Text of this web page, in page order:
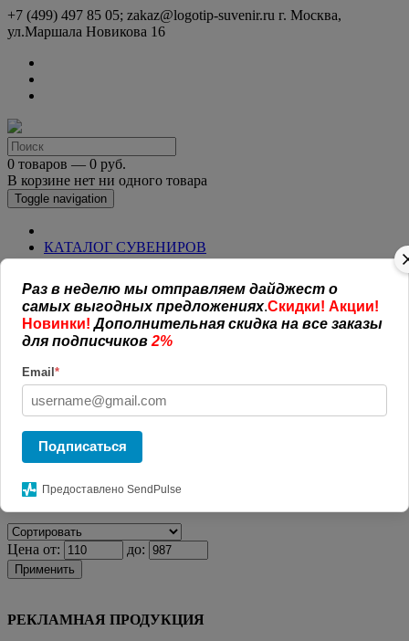
+7 (499) 497 85 05; zakaz@logotip-suvenir.ru г. Москва,
ул.Маршала Новикова 16
0 товаров — 0 руб.
В корзине нет ни одного товара
Toggle navigation
КАТАЛОГ СУВЕНИРОВ
Нанесение логотипа
Рекламная полиграфия
Оплата и доставка
Открытая информация
СОГЛАШЕНИЕ (ОФЕРТА )
УСЛОВИЯ И ГАРАНТИИ
Новости
Обратная связь
логотипомДетская одежда
Kirenga Kids, зеленое яблоко
Фильтр
Цена от: до:
Применить
РЕКЛАМНАЯ ПРОДУКЦИЯ
Раз в неделю мы отправляем дайджест о
самых выгодных предложениях.Скидки! Акции!
Новинки!Дополнительная скидка на все заказы
для подписчиков2%
Email *
Подписаться
Предоставлено SendPulse